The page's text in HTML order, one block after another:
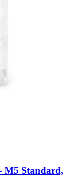
M5 Standard,